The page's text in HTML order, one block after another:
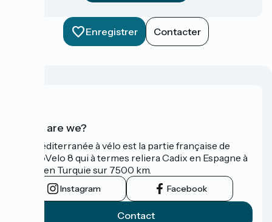
Enregistrer Contacter
Who are we?
La Méditerranée à vélo est la partie française de
l'EuroVelo 8 qui à termes reliera Cadix en Espagne à
Izmir en Turquie sur 7500 km.
Instagram Facebook
Contact